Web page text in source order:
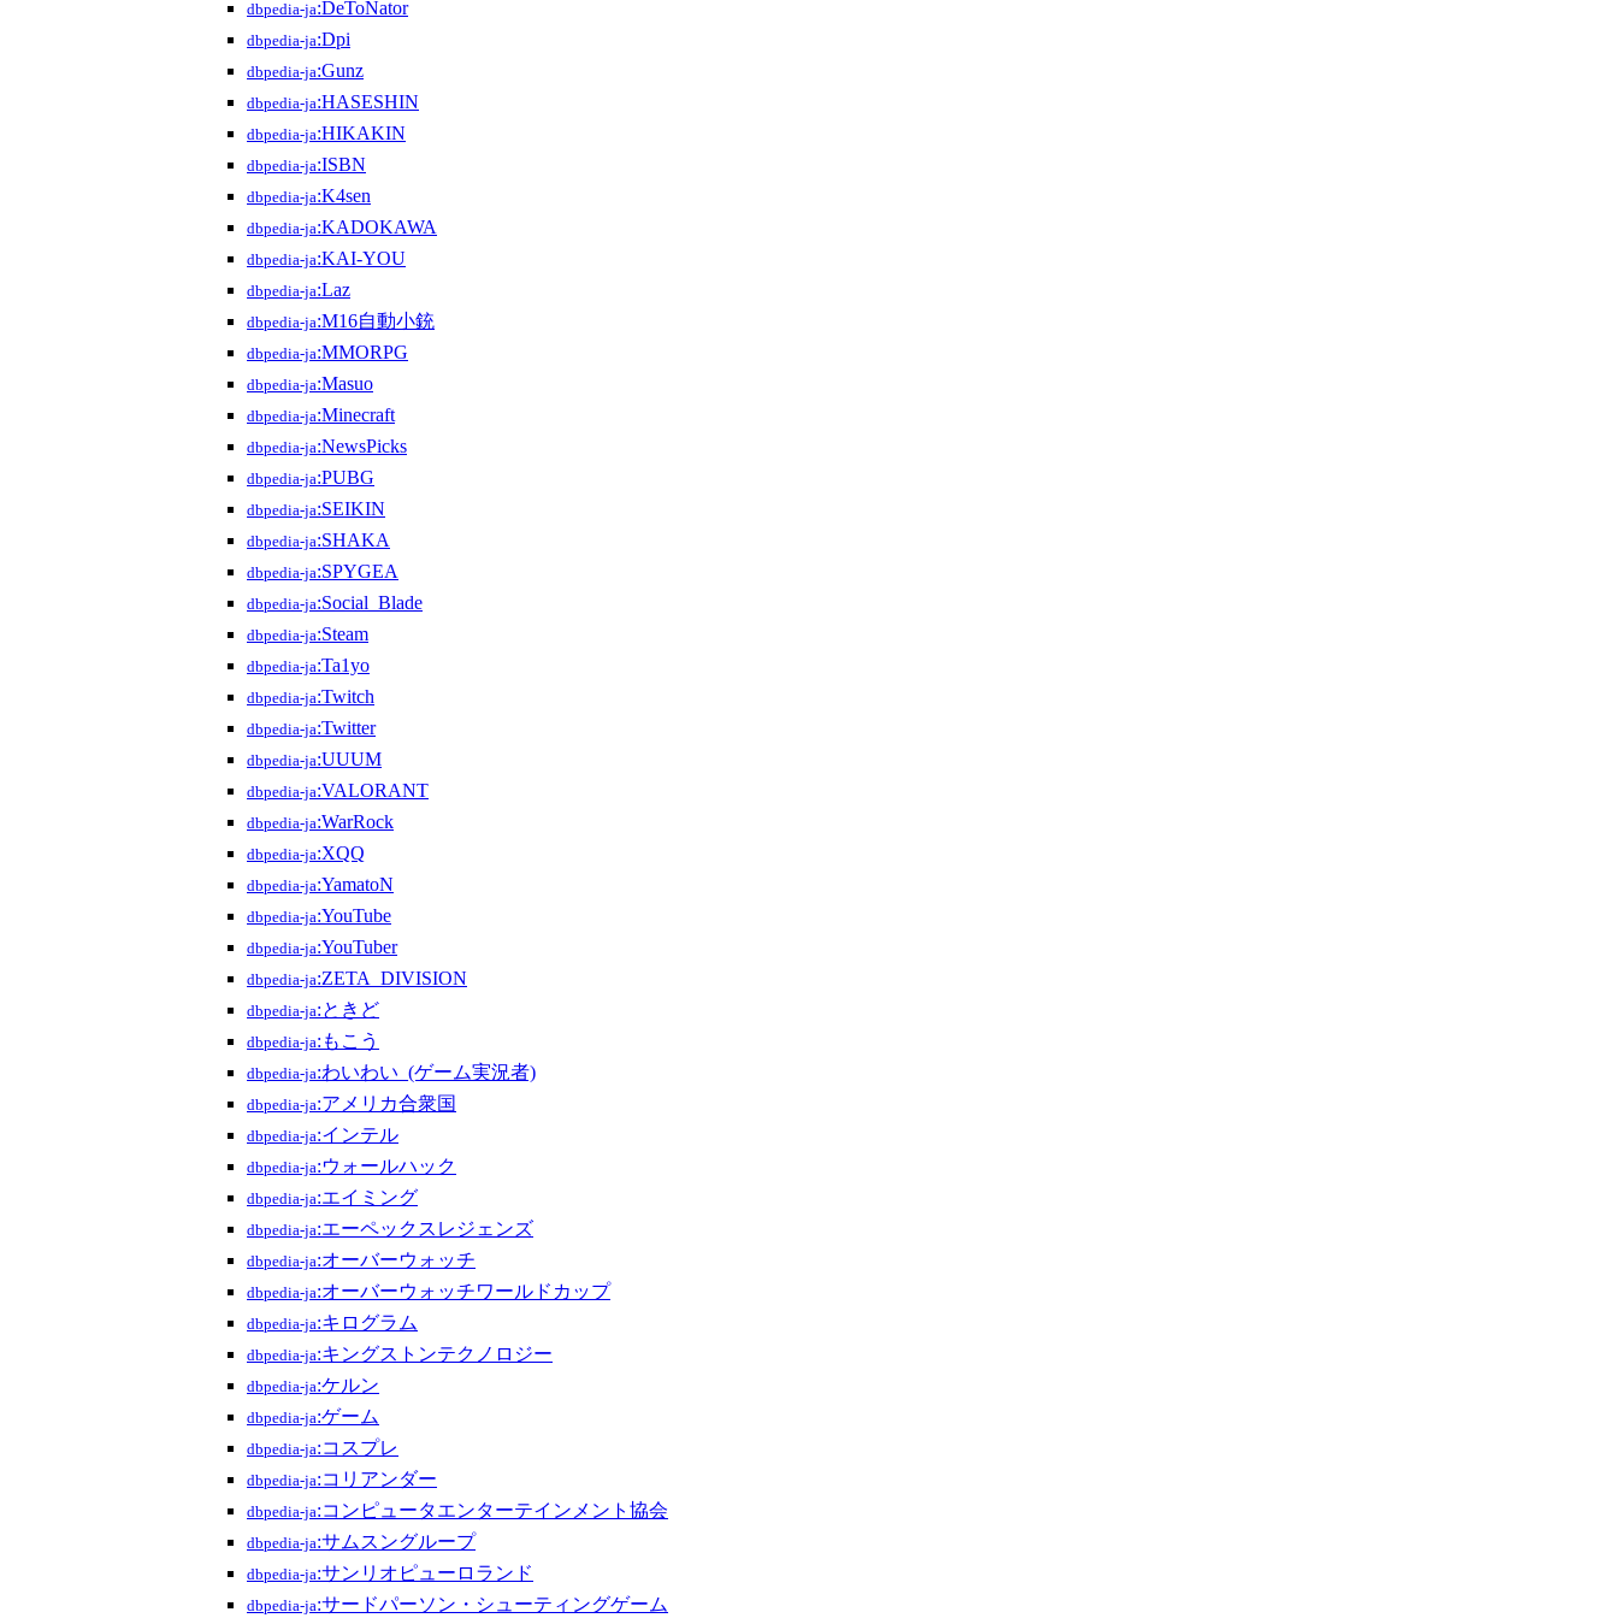
dbpedia-ja:DeToNator
dbpedia-ja:Dpi
dbpedia-ja:Gunz
dbpedia-ja:HASESHIN
dbpedia-ja:HIKAKIN
dbpedia-ja:ISBN
dbpedia-ja:K4sen
dbpedia-ja:KADOKAWA
dbpedia-ja:KAI-YOU
dbpedia-ja:Laz
dbpedia-ja:M16自動小銃
dbpedia-ja:MMORPG
dbpedia-ja:Masuo
dbpedia-ja:Minecraft
dbpedia-ja:NewsPicks
dbpedia-ja:PUBG
dbpedia-ja:SEIKIN
dbpedia-ja:SHAKA
dbpedia-ja:SPYGEA
dbpedia-ja:Social_Blade
dbpedia-ja:Steam
dbpedia-ja:Ta1yo
dbpedia-ja:Twitch
dbpedia-ja:Twitter
dbpedia-ja:UUUM
dbpedia-ja:VALORANT
dbpedia-ja:WarRock
dbpedia-ja:XQQ
dbpedia-ja:YamatoN
dbpedia-ja:YouTube
dbpedia-ja:YouTuber
dbpedia-ja:ZETA_DIVISION
dbpedia-ja:ときど
dbpedia-ja:もこう
dbpedia-ja:わいわい_(ゲーム実況者)
dbpedia-ja:アメリカ合衆国
dbpedia-ja:インテル
dbpedia-ja:ウォールハック
dbpedia-ja:エイミング
dbpedia-ja:エーペックスレジェンズ
dbpedia-ja:オーバーウォッチ
dbpedia-ja:オーバーウォッチワールドカップ
dbpedia-ja:キログラム
dbpedia-ja:キングストンテクノロジー
dbpedia-ja:ケルン
dbpedia-ja:ゲーム
dbpedia-ja:コスプレ
dbpedia-ja:コリアンダー
dbpedia-ja:コンピュータエンターテインメント協会
dbpedia-ja:サムスングループ
dbpedia-ja:サンリオピューロランド
dbpedia-ja:サードパーソン・シューティングゲーム